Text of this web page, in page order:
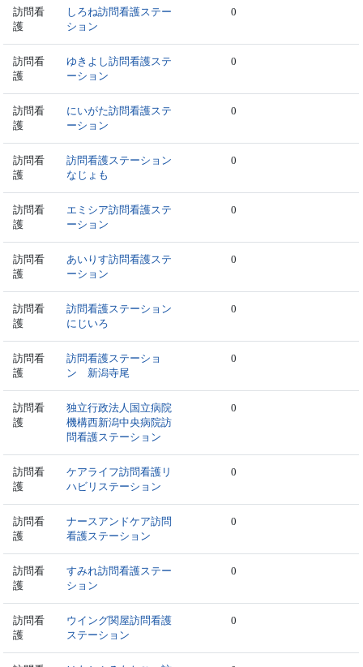
訪問看
護
しろね訪問看護ステー
ション
0
訪問看
護
ゆきよし訪問看護ステ
ーション
0
訪問看
護
にいがた訪問看護ステ
ーション
0
訪問看
護
訪問看護ステーション
なじょも
0
訪問看
護
エミシア訪問看護ステ
ーション
0
訪問看
護
あいりす訪問看護ステ
ーション
0
訪問看
護
訪問看護ステーション
にじいろ
0
訪問看
護
訪問看護ステーショ
ン 新潟寺尾
0
訪問看
護
独立行政法人国立病院
機構西新潟中央病院訪
問看護ステーション
0
訪問看
護
ケアライフ訪問看護リ
ハビリステーション
0
訪問看
護
ナースアンドケア訪問
看護ステーション
0
訪問看
護
すみれ訪問看護ステー
ション
0
訪問看
護
ウイング関屋訪問看護
ステーション
0